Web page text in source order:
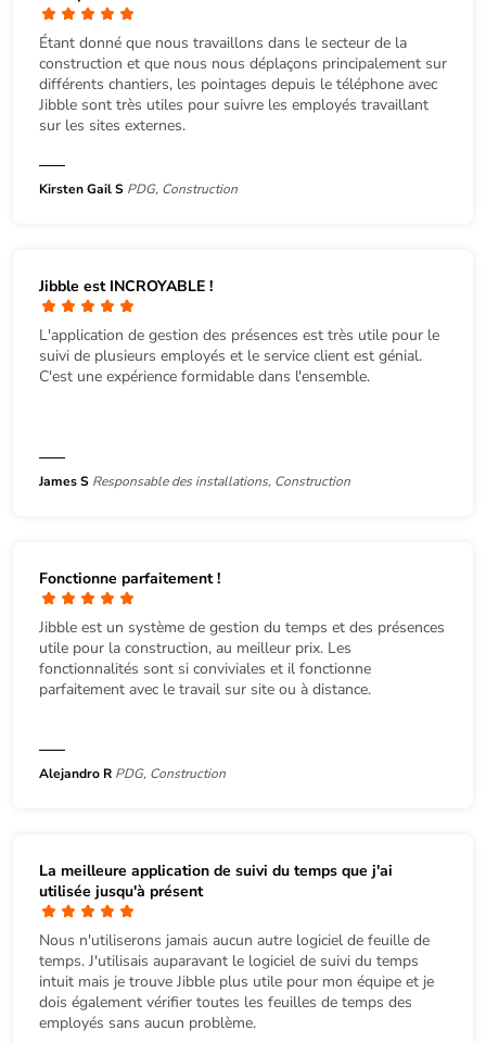
Étant donné que nous travaillons dans le secteur de la
construction et que nous nous déplaçons principalement sur
différents chantiers, les pointages depuis le téléphone avec
Jibble sont très utiles pour suivre les employés travaillant
sur les sites externes.
Kirsten Gail S PDG, Construction
Jibble est INCROYABLE !
L'application de gestion des présences est très utile pour le
suivi de plusieurs employés et le service client est génial.
C'est une expérience formidable dans l'ensemble.
James S Responsable des installations, Construction
Fonctionne parfaitement !
Jibble est un système de gestion du temps et des présences
utile pour la construction, au meilleur prix. Les
fonctionnalités sont si conviviales et il fonctionne
parfaitement avec le travail sur site ou à distance.
Alejandro R PDG, Construction
La meilleure application de suivi du temps que j'ai
utilisée jusqu'à présent
Nous n'utiliserons jamais aucun autre logiciel de feuille de
temps. J'utilisais auparavant le logiciel de suivi du temps
intuit mais je trouve Jibble plus utile pour mon équipe et je
dois également vérifier toutes les feuilles de temps des
employés sans aucun problème.